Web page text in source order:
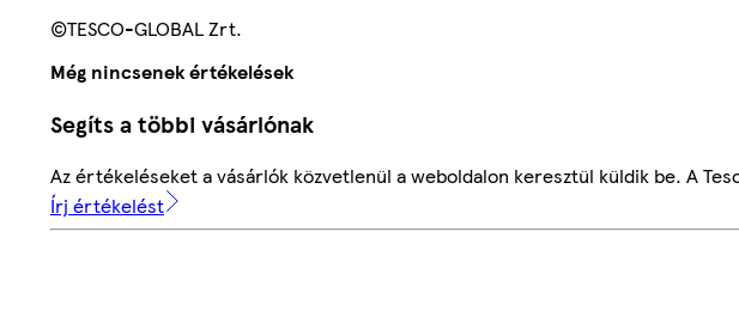
©TESCO-GLOBAL Zrt.
Még nincsenek értékelések
Segíts a többi vásárlónak
Az értékeléseket a vásárlók közvetlenül a weboldalon keresztül küldik be. A
Írj értékelést